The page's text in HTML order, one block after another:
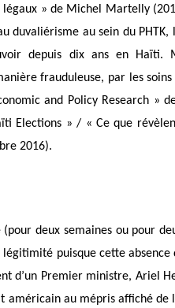
» de Michel Martelly
duvaliérisme au sein du
depuis dix ans en Haïti.
frauduleuse, par les
and Policy Research »
Elections » / « Ce que
2016).
deux semaines ou pour
légitimité puisque cette
d’un Premier ministre, Ariel
américain au mépris affiché